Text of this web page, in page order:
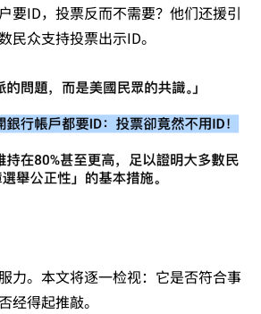
要ID，投票反而不需要？他们还援引
民众支持投票出示ID。
力。本文将逐一检视：它是否符合事
经得起推敲。